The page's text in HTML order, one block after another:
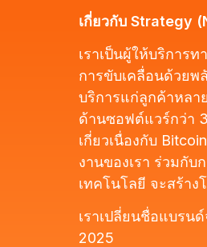
เกี่ยวกับ Strategy
เราเป็นผู้ให้บริการ
การขับเคลื่อนด้วยพ
บริการแก่ลูกค้าหลา
ด้านซอฟต์แวร์กว่า
เกี่ยวเนื่องกับ
งานของเรา ร่วมกั
เทคโนโลยี จะสร้า
เราเปลี่ยนชื่อแบรน
2025